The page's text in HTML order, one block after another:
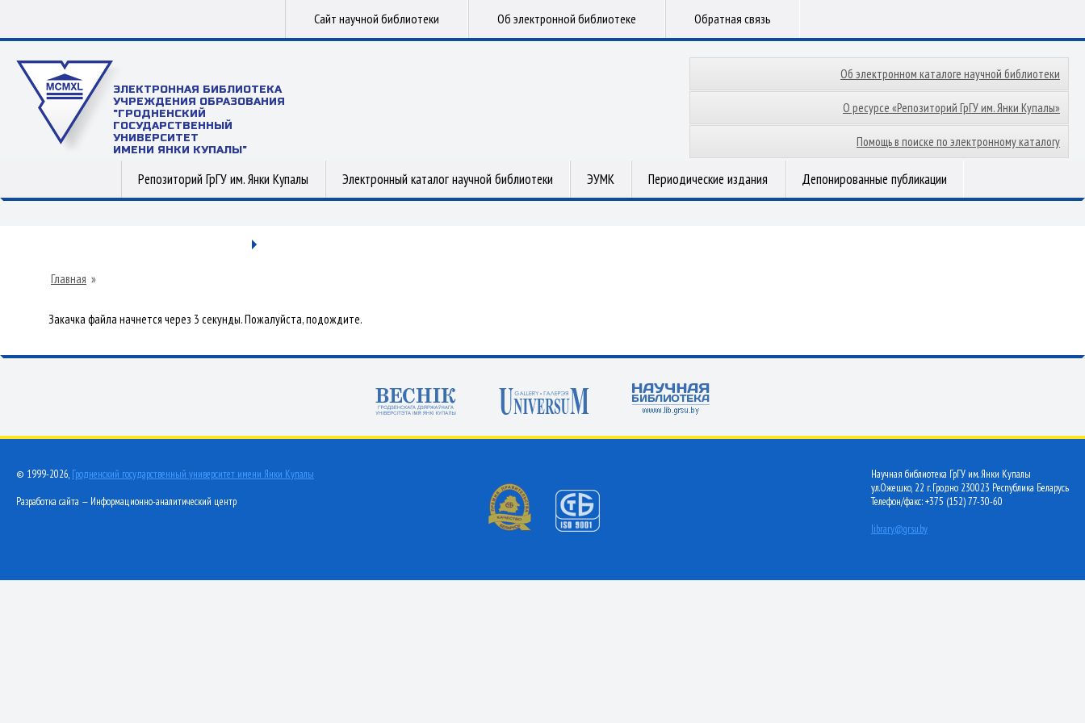
Сайт научной библиотеки Об электронной библиотеке Обратная связь
ЭЛЕКТРОННАЯ БИБЛИОТЕКА
УЧРЕЖДЕНИЯ ОБРАЗОВАНИЯ
"ГРОДНЕНСКИЙ
ГОСУДАРСТВЕННЫЙ
УНИВЕРСИТЕТ
ИМЕНИ ЯНКИ КУПАЛЫ"
Об электронном каталоге научной библиотеки
О ресурсе «Репозиторий ГрГУ им. Янки Купалы»
Помощь в поиске по электронному каталогу
Репозиторий ГрГУ им. Янки Купалы Электронный каталог научной библиотеки ЭУМК Периодические издания Депонированные публикации
Главная »
Закачка файла начнется через 3 секунды. Пожалуйста, подождите.
© 1999-2026, Гродненский государственный университет имени Янки Купалы
Разработка сайта — Информационно-аналитический центр
Научная библиотека ГрГУ им. Янки Купалы
ул.Ожешко, 22 г. Гродно 230023 Республика Беларусь
Телефон/факс: +375 (152) 77-30-60
library@grsu.by